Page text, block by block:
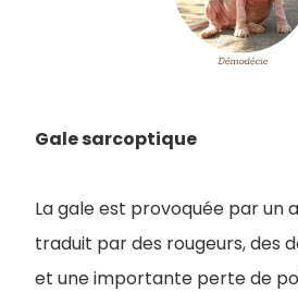
Gale sarcoptique
La gale est provoquée par un
traduit par des rougeurs, des
et une importante perte de